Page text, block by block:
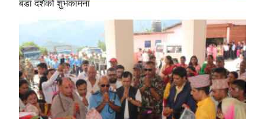
बडा दशैको शुभकामना